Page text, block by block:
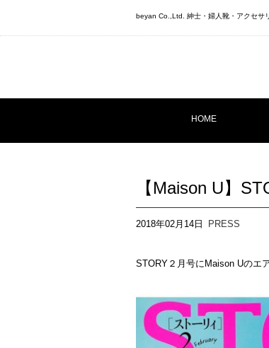
beyan Co.,Ltd. 紳士・婦人靴・アクセサ
HOME
【Maison U】
2018年02月14日 PRESS
STORY２月号にMaison Uのエ